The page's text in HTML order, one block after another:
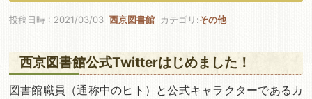
投稿日時 : 2021/03/03 西京図書館カテゴリ:その他
西京図書館公式Twitterはじめました！
図書館職員（通称中のヒト）と公式キャラクターであるカ